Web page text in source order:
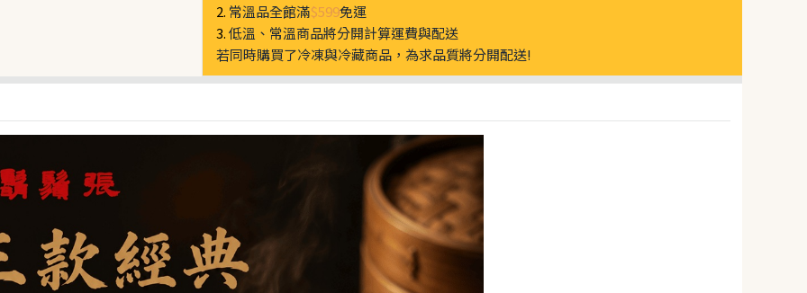
2. 常溫品全館滿$599免運
3.低溫、常溫商品將分開計算運費與配送
若同時購買了冷凍與冷藏商品，為求品質將分開配送!